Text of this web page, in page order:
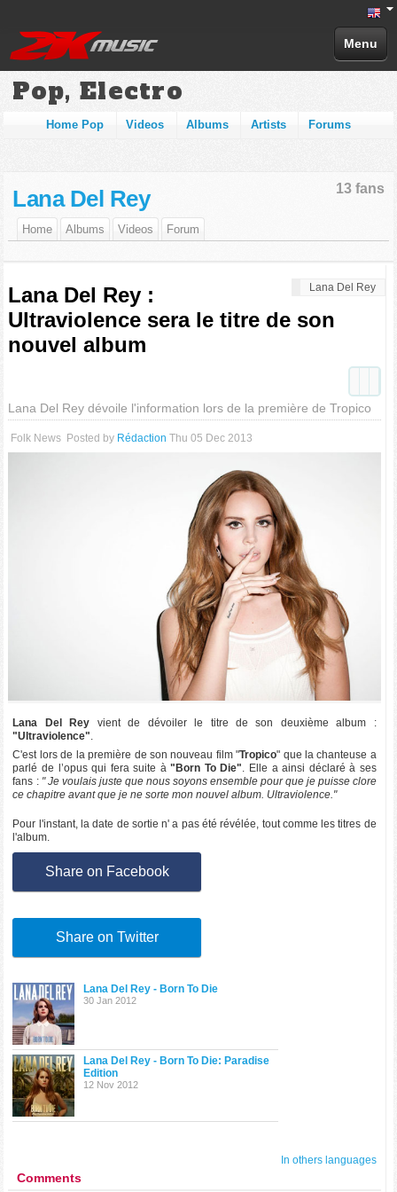
Menu
Pop, Electro
Home Pop Videos Albums Artists Forums
13 fans
Lana Del Rey
Home Albums Videos Forum
Lana Del Rey
Lana Del Rey :
Ultraviolence sera le titre de son
nouvel album
Lana Del Rey dévoile l'information lors de la première de Tropico
Folk News Posted by Rédaction Thu 05 Dec 2013
Lana Del Rey vient de dévoiler le titre de son deuxième album :
"Ultraviolence".
C'est lors de la première de son nouveau film "Tropico" que la chanteuse a
parlé de l’opus qui fera suite à"Born To Die". Elle a ainsi déclaré à ses
fans : " Je voulais juste que nous soyons ensemble pour que je puisse clore
ce chapitre avant que je ne sorte mon nouvel album. Ultraviolence."
Pour l'instant, la date de sortie n' a pas été révélée, tout comme les titres de
l'album.
Share on Facebook
Share on Twitter
Lana Del Rey - Born To Die
30 Jan 2012
Lana Del Rey - Born To Die: Paradise
Edition
12 Nov 2012
In others languages
Comments